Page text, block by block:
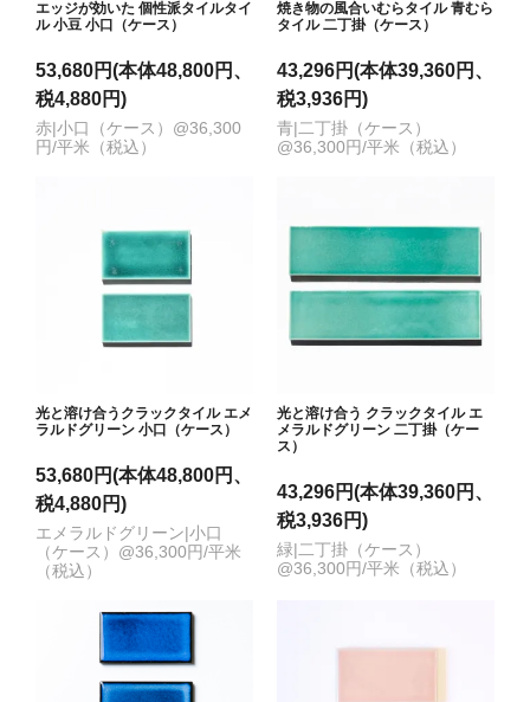
エッジが効いた 個性派タイルタイ
ル 小豆 小口（ケース）
53,680円(本体48,800円、
税4,880円)
赤|小口（ケース）@36,300
円/平米（税込）
焼き物の風合いむらタイル 青むら
タイル 二丁掛（ケース）
43,296円(本体39,360円、
税3,936円)
青|二丁掛（ケース）
@36,300円/平米（税込）
光と溶け合うクラックタイル エメ
ラルドグリーン 小口（ケース）
53,680円(本体48,800円、
税4,880円)
エメラルドグリーン|小口
（ケース）@36,300円/平米
（税込）
光と溶け合う クラックタイル エ
メラルドグリーン 二丁掛（ケー
ス）
43,296円(本体39,360円、
税3,936円)
緑|二丁掛（ケース）
@36,300円/平米（税込）